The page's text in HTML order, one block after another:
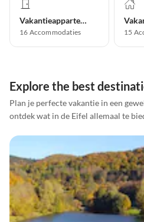
Vakantieappartement
16 Accommodaties 15
Explore the best
Plan je perfecte vakantie in een
ontdek wat in de Eifel allemaal te